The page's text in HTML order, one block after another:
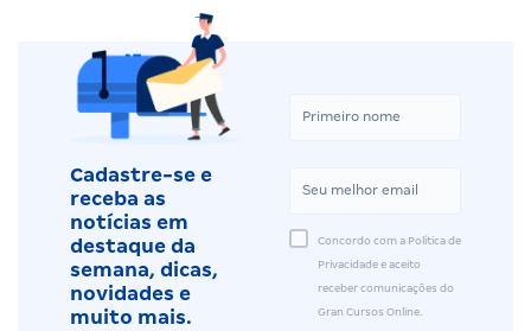
Cadastre-se e
receba as
notícias em
destaque da
semana, dicas,
novidades e
muito mais.
Concordo com a Política de
Privacidade e aceito
receber comunicações do
Gran Cursos Online.